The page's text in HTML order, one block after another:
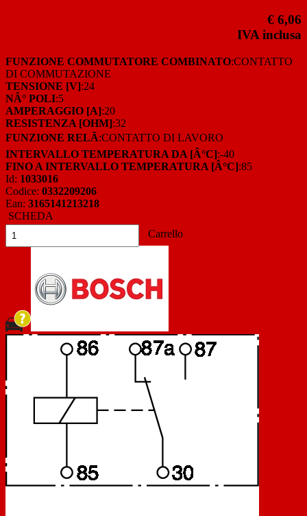
€ 6,06
IVA inclusa
FUNZIONE COMMUTATORE COMBINATO:CONTATTO
DI COMMUTAZIONE
TENSIONE [V]:24
NÂ° POLI:5
AMPERAGGIO [A]:20
RESISTENZA [OHM]:32
FUNZIONE RELÃ:CONTATTO DI LAVORO
INTERVALLO TEMPERATURA DA [Â°C]:-40
FINO A INTERVALLO TEMPERATURA [Â°C]:85
Id: 1033016
Codice: 0332209206
Ean: 3165141213218
SCHEDA
Carrello